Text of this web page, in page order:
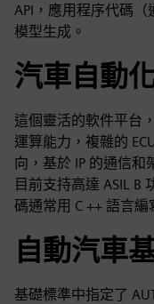
API，應用程序代碼（
模型生成。
汽車自動
這個靈活的軟件平台
運算能力，複雜的
向，基於 IP 的通信和
目前支持高達 ASIL B
碼通常用 C ++ 語言編
自動汽車
基礎標準中指定了